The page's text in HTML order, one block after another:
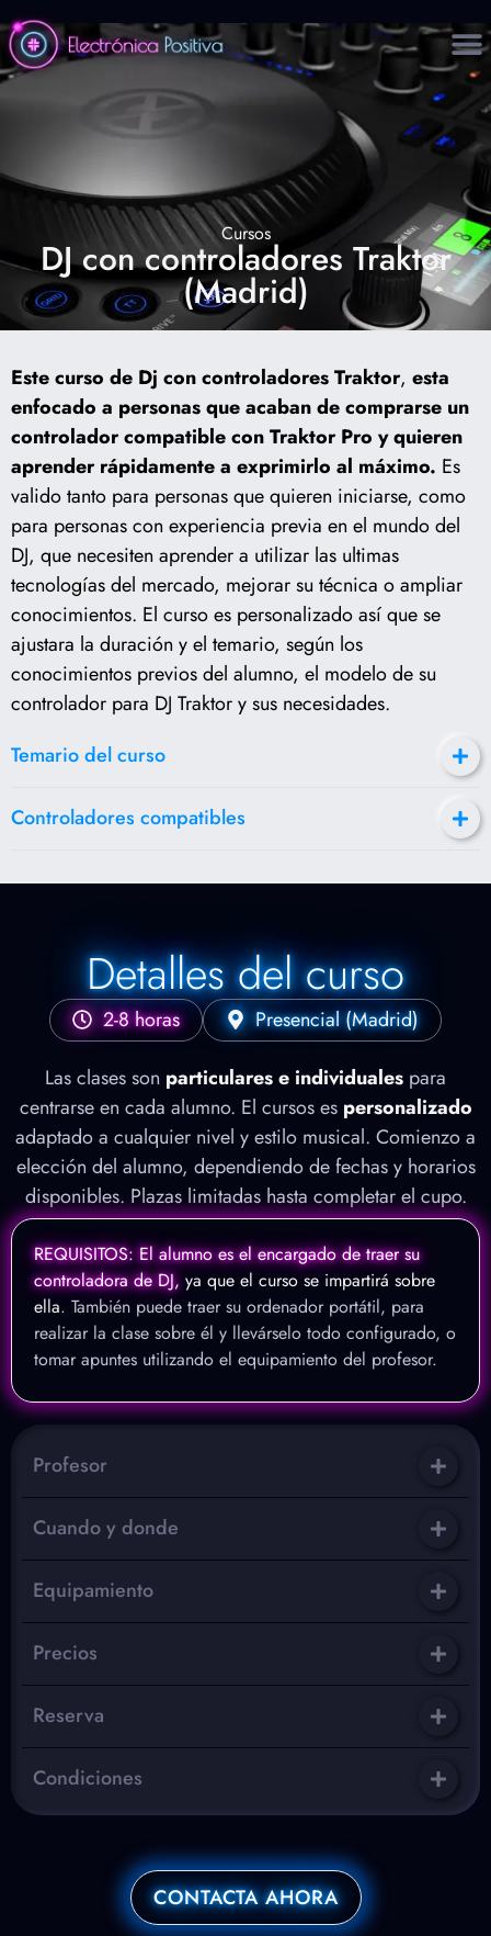
Cursos
DJ con controladores Traktor
(Madrid)
Este curso de Dj con controladores Traktor, esta
enfocado a personas que acaban de comprarse un
controlador compatible con Traktor Pro y quieren
aprender rápidamente a exprimirlo al máximo. Es
valido tanto para personas que quieren iniciarse, como
para personas con experiencia previa en el mundo del
DJ, que necesiten aprender a utilizar las ultimas
tecnologías del mercado, mejorar su técnica o ampliar
conocimientos. El curso es personalizado así que se
ajustara la duración y el temario, según los
conocimientos previos del alumno, el modelo de su
controlador para DJ Traktor y sus necesidades.
Temario del curso
Controladores compatibles
Detalles del curso
2-8 horas Presencial (Madrid)
Las clases son particulares e individuales para
centrarse en cada alumno. El cursos es personalizado
adaptado a cualquier nivel y estilo musical. Comienzo a
elección del alumno, dependiendo de fechas y horarios
disponibles. Plazas limitadas hasta completar el cupo.
REQUISITOS: El alumno es el encargado de traer su
controladora de DJ, ya que el curso se impartirá sobre
ella. También puede traer su ordenador portátil, para
realizar la clase sobre él y llevárselo todo configurado, o
tomar apuntes utilizando el equipamiento del profesor.
Profesor
Cuando y donde
Equipamiento
Precios
Reserva
Condiciones
CONTACTA AHORA